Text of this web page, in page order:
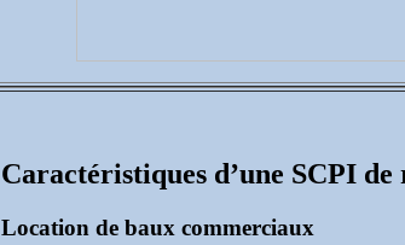
Caractéristiques d’une SCPI de
Location de baux commerciaux